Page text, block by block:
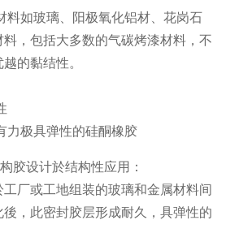
如玻璃、阳极氧化铝材、花岗石
料，包括大多数的气碳烤漆材料，不
的黏结性。
极具弹性的硅酮橡胶
胶设计於结构性应用：
厂或工地组装的玻璃和金属材料间
，此密封胶层形成耐久，具弹性的